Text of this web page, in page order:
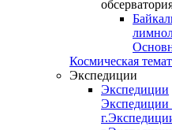
Космическая
Экспедиции
Экспедиции
Экспедиции
г.